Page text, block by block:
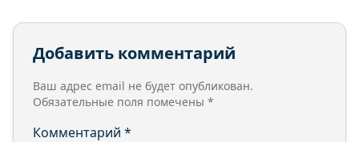
Добавить комментарий
Ваш адрес email не будет опубликован.
Обязательные поля помечены *
Комментарий *